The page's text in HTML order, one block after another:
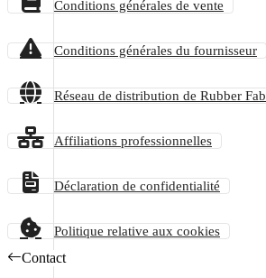
Conditions générales de vente
Conditions générales du fournisseur
Réseau de distribution de Rubber Fab
Affiliations professionnelles
Déclaration de confidentialité
Politique relative aux cookies
Contact